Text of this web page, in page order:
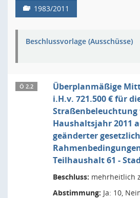
1983/2011
Beschlussvorlage (Ausschüsse)
Ö 2.2
Überplanmäßige
i.H.v. 721.500 € für
Straßenbeleuchtung
Haushaltsjahr 2011
geänderter
Teilhaushalt 61 -
Beschluss: mehrheitlich
Abstimmung: Ja: 10,